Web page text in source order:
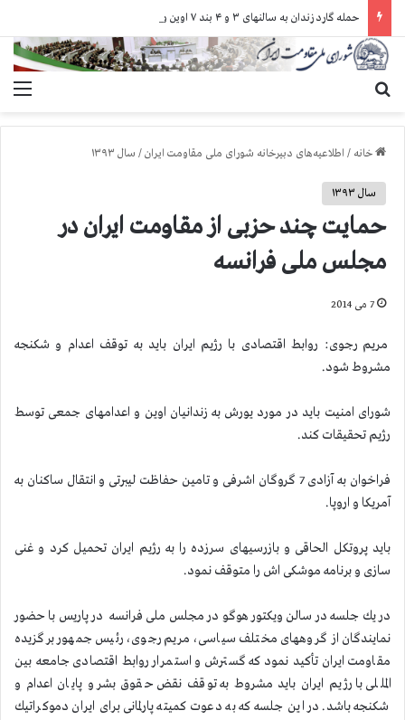
خانه / اطلاعیه‌های دبیرخانه شورای ملی مقاومت ایران/ سال ۱۳۹۳
سال ۱۳۹۳
حمایت چند حزبی از مقاومت ایران در
مجلس ملی فرانسه
7 می 2014
مریم رجوی: روابط اقتصادی با رژیم ایران باید به توقف اعدام و شكنجه
مشروط شود.
شورای امنیت باید در مورد یورش به زندانیان اوین و اعدامهای جمعی توسط
رژیم تحقیقات كند.
فراخوان به آزادی 7 گروگان اشرفی و تامین حفاظت لیبرتی و انتقال ساكنان به
آمریكا و اروپا.
باید پروتكل الحاقی و بازرسیهای سرزده را به رژیم ایران تحمیل كرد و غنی
سازی و برنامه موشكی اش را متوقف نمود.
در یك جلسه در سالن ویكتور هوگو در مجلس ملی فرانسه در پاریس با حضور
نمایندگان از گروههای مختلف سیاسی، مریم رجوی، رئیس جمهور برگزیده
مقاومت ایران تأكید نمود كه گسترش و استمرار روابط اقتصادی جامعه بین
المللی با رژیم ایران باید مشروط به توقف نقض حقوق بشر و پایان اعدام و
شكنجه باشد. در این جلسه كه به دعوت كمیته پارلمانی برای ایران دموكراتیك